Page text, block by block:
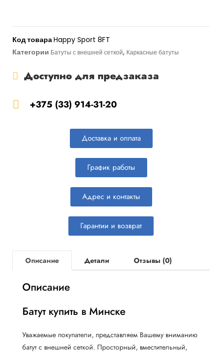
Код товараHappy Sport 8FT
Категории Батуты с внешней сеткой, Каркасные батуты
Доступно для предзаказа
+375 (33) 914-31-20
Доставка и оплата
График работы
Адрес и контакты
Гарантии и возврат
Описание Детали Отзывы (0)
Описание
Батут купить в Минске
Уважаемые покупатели, представляем Вашему вниманию
батут с внешней сеткой. Просторный, вместительный,